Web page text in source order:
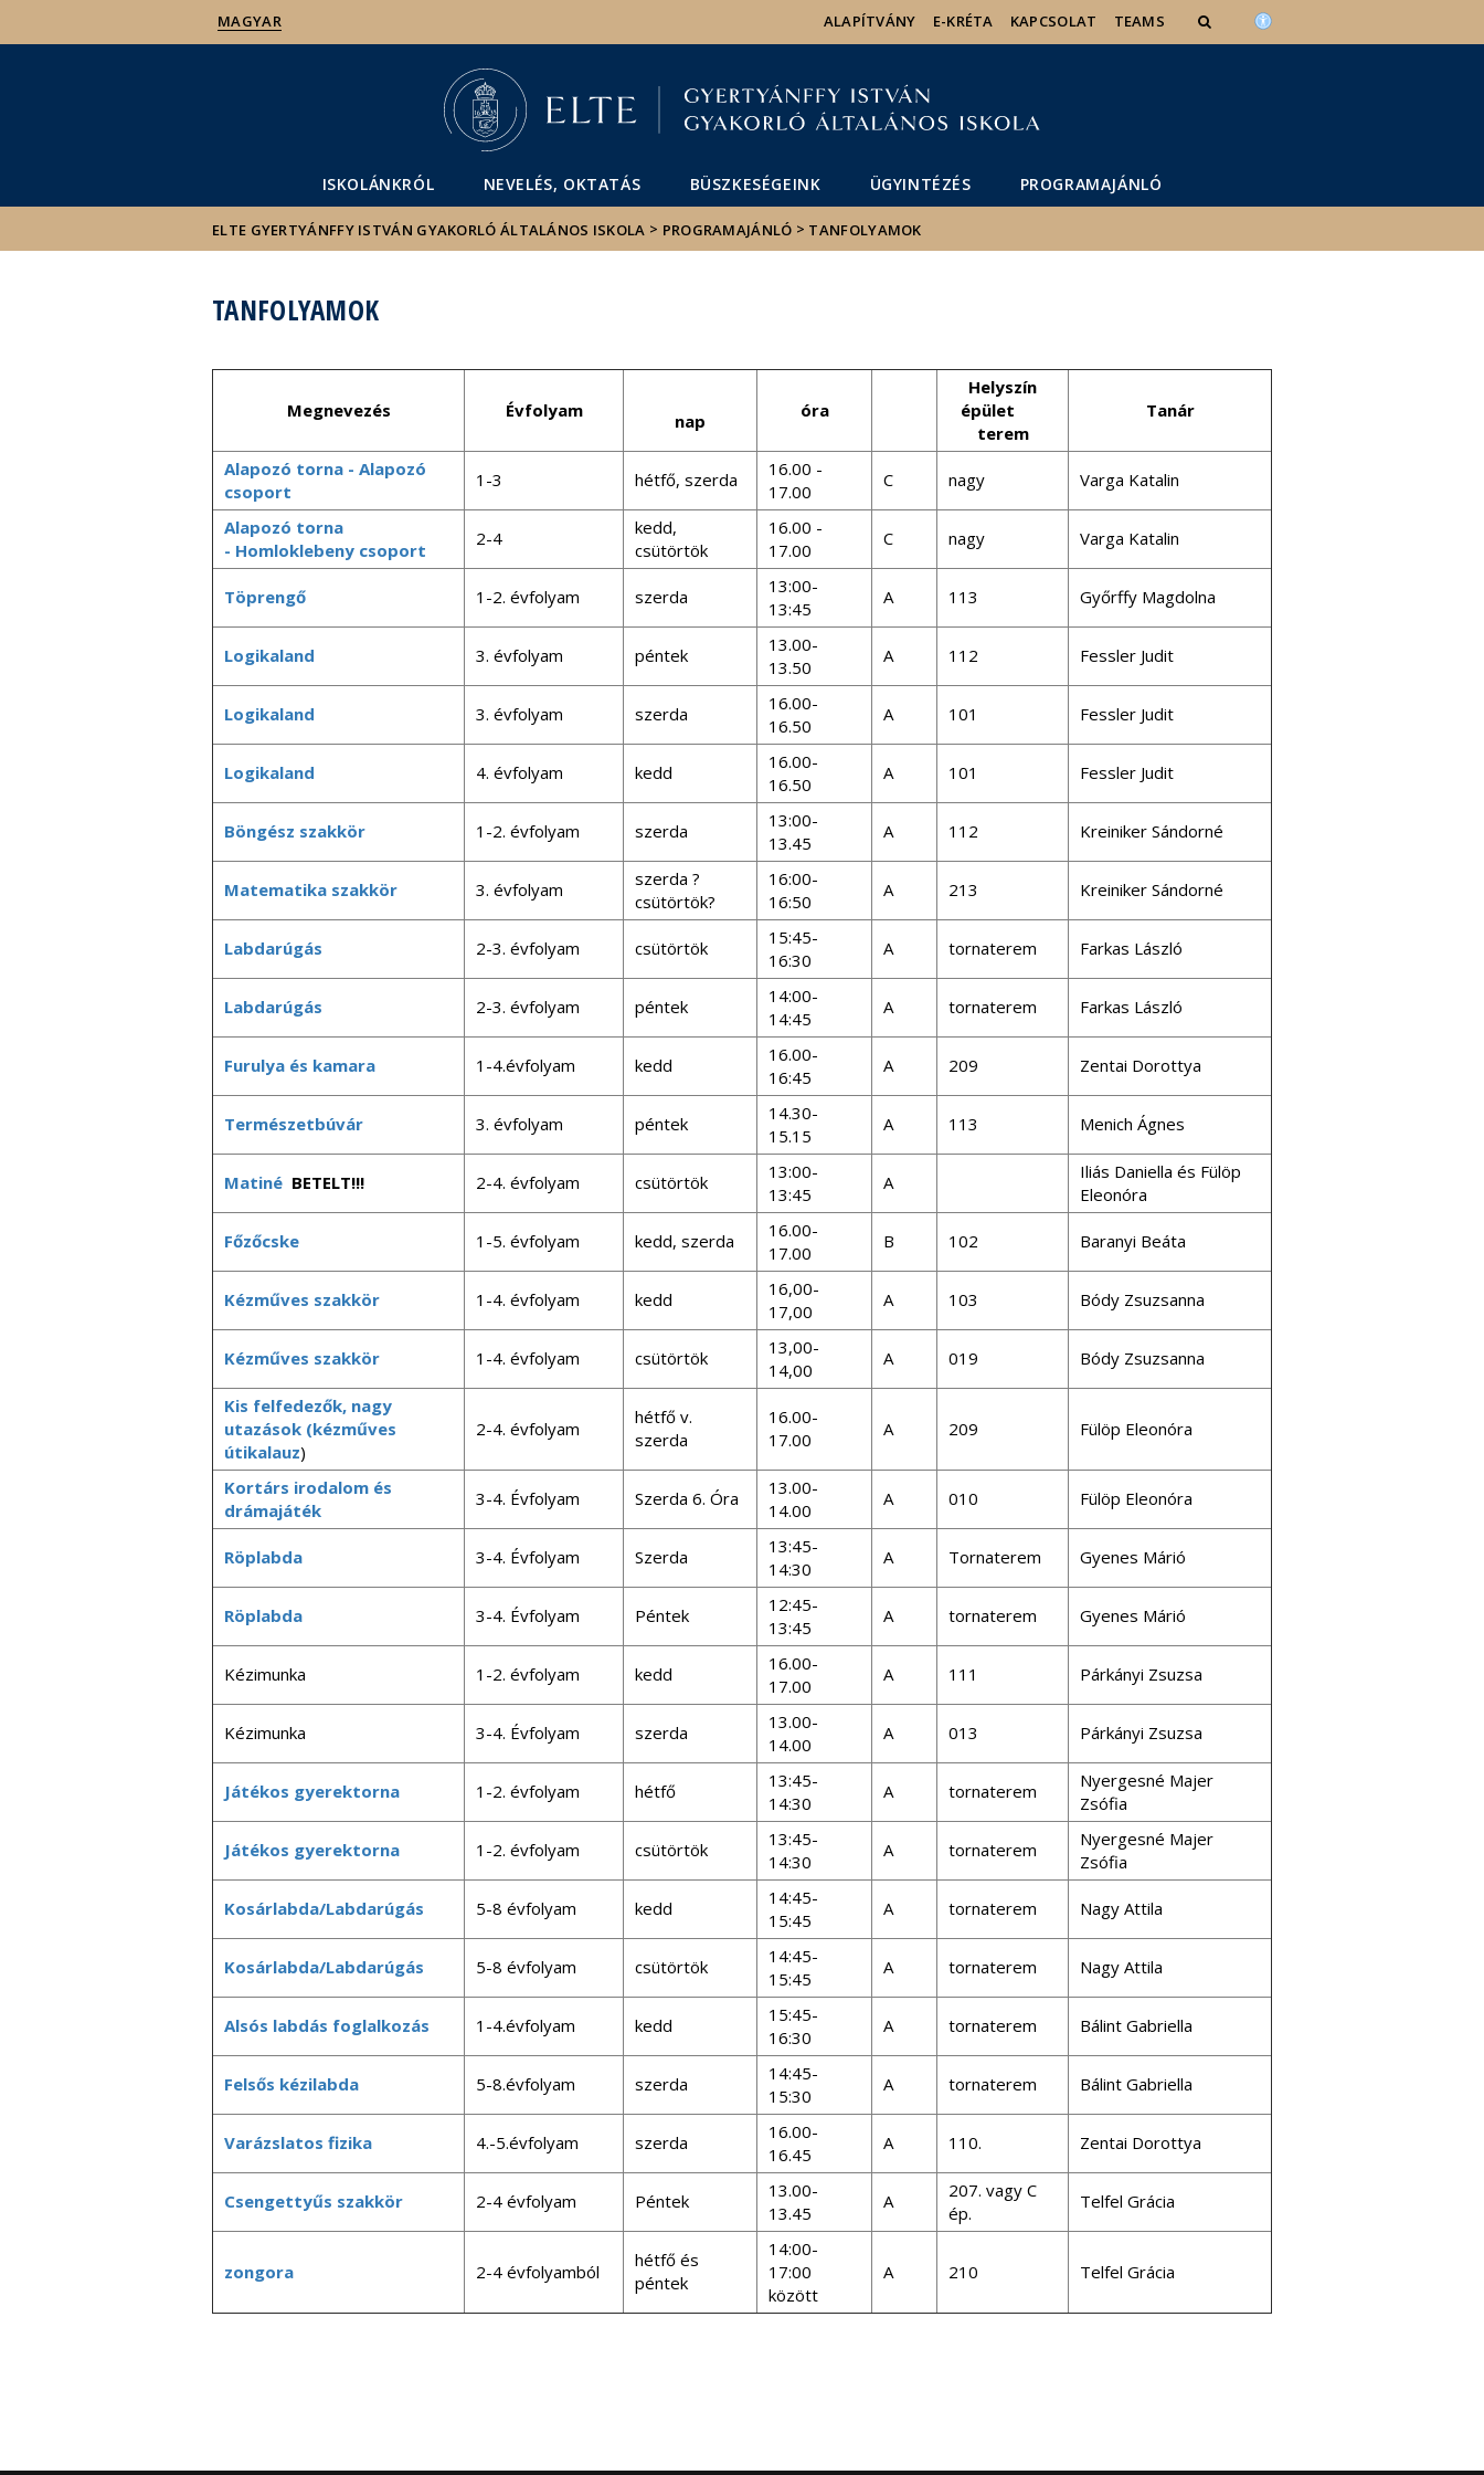
MAGYAR ALAPÍTVÁNY E-KRÉTA KAPCSOLAT TEAMS
ISKOLÁNKRÓL NEVELÉS, OKTATÁS BÜSZKESÉGEINK ÜGYINTÉZÉS PROGRAMAJÁNLÓ
ELTE GYERTYÁNFFY ISTVÁN GYAKORLÓ ÁLTALÁNOS ISKOLA > PROGRAMAJÁNLÓ > TANFOLYAMOK
TANFOLYAMOK
Megnevezés Évfolyam nap óra
Helyszín
épület
terem
Tanár
Alapozó torna - Alapozó
csoport
1-3 hétfő, szerda
16.00 -
17.00
C nagy Varga Katalin
Alapozó torna
- Homloklebeny csoport
2-4
kedd,
csütörtök
16.00 -
17.00
C nagy Varga Katalin
Töprengő 1-2. évfolyam szerda
13:00-
13:45
A 113 Győrffy Magdolna
Logikaland 3. évfolyam péntek
13.00-
13.50
A 112 Fessler Judit
Logikaland 3. évfolyam szerda
16.00-
16.50
A 101 Fessler Judit
Logikaland 4. évfolyam kedd
16.00-
16.50
A 101 Fessler Judit
Böngész szakkör 1-2. évfolyam szerda
13:00-
13.45
A 112 Kreiniker Sándorné
Matematika szakkör 3. évfolyam
szerda ?
csütörtök?
16:00-
16:50
A 213 Kreiniker Sándorné
Labdarúgás 2-3. évfolyam csütörtök
15:45-
16:30
A tornaterem Farkas László
Labdarúgás 2-3. évfolyam péntek
14:00-
14:45
A tornaterem Farkas László
Furulya és kamara 1-4.évfolyam kedd
16.00-
16:45
A 209 Zentai Dorottya
Természetbúvár 3. évfolyam péntek
14.30-
15.15
A 113 Menich Ágnes
Matiné BETELT!!! 2-4. évfolyam csütörtök
13:00-
13:45
A
Iliás Daniella és Fülöp
Eleonóra
Főzőcske 1-5. évfolyam kedd, szerda
16.00-
17.00
B 102 Baranyi Beáta
Kézműves szakkör 1-4. évfolyam kedd
16,00-
17,00
A 103 Bódy Zsuzsanna
Kézműves szakkör 1-4. évfolyam csütörtök
13,00-
14,00
A 019 Bódy Zsuzsanna
Kis felfedezők, nagy
utazások (kézműves
útikalauz)
2-4. évfolyam
hétfő v.
szerda
16.00-
17.00
A 209 Fülöp Eleonóra
Kortárs irodalom és
drámajáték
3-4. Évfolyam Szerda 6. Óra
13.00-
14.00
A 010 Fülöp Eleonóra
Röplabda 3-4. Évfolyam Szerda
13:45-
14:30
A Tornaterem Gyenes Márió
Röplabda 3-4. Évfolyam Péntek
12:45-
13:45
A tornaterem Gyenes Márió
Kézimunka 1-2. évfolyam kedd
16.00-
17.00
A 111 Párkányi Zsuzsa
Kézimunka 3-4. Évfolyam szerda
13.00-
14.00
A 013 Párkányi Zsuzsa
Játékos gyerektorna 1-2. évfolyam hétfő
13:45-
14:30
A tornaterem
Nyergesné Majer
Zsófia
Játékos gyerektorna 1-2. évfolyam csütörtök
13:45-
14:30
A tornaterem
Nyergesné Majer
Zsófia
Kosárlabda/Labdarúgás 5-8 évfolyam kedd
14:45-
15:45
A tornaterem Nagy Attila
Kosárlabda/Labdarúgás 5-8 évfolyam csütörtök
14:45-
15:45
A tornaterem Nagy Attila
Alsós labdás foglalkozás 1-4.évfolyam kedd
15:45-
16:30
A tornaterem Bálint Gabriella
Felsős kézilabda 5-8.évfolyam szerda
14:45-
15:30
A tornaterem Bálint Gabriella
Varázslatos fizika 4.-5.évfolyam szerda
16.00-
16.45
A 110. Zentai Dorottya
Csengettyűs szakkör 2-4 évfolyam Péntek
13.00-
13.45
A
207. vagy C
ép.
Telfel Grácia
zongora 2-4 évfolyamból
hétfő és
péntek
14:00-
17:00
között
A 210 Telfel Grácia